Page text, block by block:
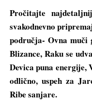
Pročitajte
svakodnevno
područja- Ovna muči
Blizance, Raku se
Devica puna energije,
odlično, uspeh za
Ribe sanjare.